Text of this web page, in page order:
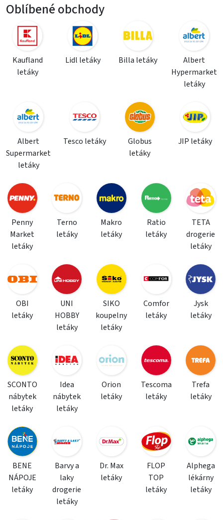
Oblíbené obchody
Kaufland
letáky
Lidl letáky Billa letáky
Albert
Hypermarket
letáky
Albert
Supermarket
letáky
Tesco letáky
Globus
letáky
JIP letáky
Penny
Market
letáky
Terno
letáky
Makro
letáky
Ratio
letáky
TETA
drogerie
letáky
OBI
letáky
UNI
HOBBY
letáky
SIKO
koupelny
letáky
Comfor
letáky
Jysk
letáky
SCONTO
nábytek
letáky
Idea
nábytek
letáky
Orion
letáky
Tescoma
letáky
Trefa
letáky
BENE
NÁPOJE
letáky
Barvy a
laky
drogerie
letáky
Dr. Max
letáky
FLOP
TOP
letáky
Alphega
lékárny
letáky